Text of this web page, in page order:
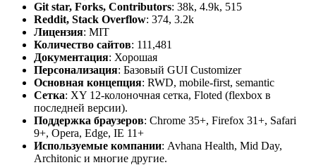
Git star, Forks, Contributors: 38k, 4.9k, 515
Reddit, Stack Overflow: 374, 3.2k
Лицензия: MIT
Количество сайтов: 111,481
Документация: Хорошая
Персонализация: Базовый GUI Customizer
Основная концепция: RWD, mobile-first, semantic
Сетка: XY 12-колоночная сетка, Floted (flexbox в
последней версии).
Поддержка браузеров: Chrome 35+, Firefox 31+, Safari
9+, Opera, Edge, IE 11+
Используемые компании: Avhana Health, Mid Day,
Architonic и многие другие.